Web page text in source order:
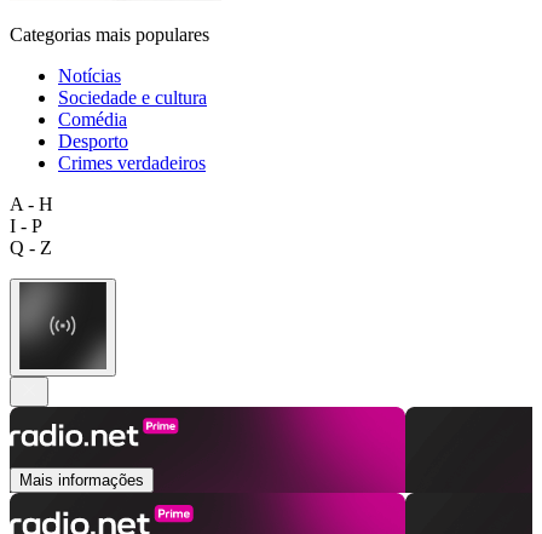
Categorias mais populares
Notícias
Sociedade e cultura
Comédia
Desporto
Crimes verdadeiros
A - H
I - P
Q - Z
Mais informações